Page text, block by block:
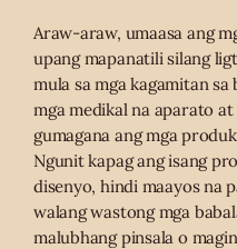
Araw-araw, umaasa ang
upang mapanatili silang
mula sa mga kagamitan sa
mga medikal na aparato
gumagana ang mga
Ngunit kapag ang isang
disenyo, hindi maayos na
walang wastong mga
malubhang pinsala o